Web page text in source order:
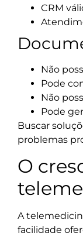
CRM
Não
Pode
Não
Pode
Buscar
problemas
O
A
facilidade